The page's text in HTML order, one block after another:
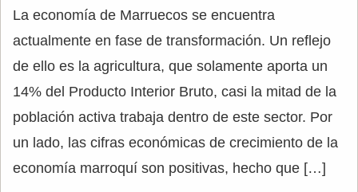
La economía de Marruecos se encuentra
actualmente en fase de transformación. Un reflejo
de ello es la agricultura, que solamente aporta un
14% del Producto Interior Bruto, casi la mitad de la
población activa trabaja dentro de este sector. Por
un lado, las cifras económicas de crecimiento de la
economía marroquí son positivas, hecho que […]